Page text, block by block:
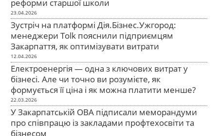
реформи старшої школи
23.04.2026
Зустріч на платформі Дія.Бізнес.Ужгород:
менеджери Tolk пояснили підприємцям
Закарпаття, як оптимізувати витрати
12.04.2026
Електроенергія — одна з ключових витрат у
бізнесі. Але чи точно ви розумієте, як
формується її ціна і як можна платити менше?
22.03.2026
У Закарпатській ОВА підписали меморандуми
про співпрацю із закладами профтехосвіти та
бізнесом